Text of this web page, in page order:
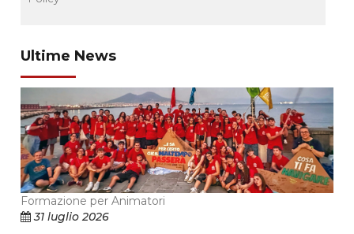
Ultime News
Formazione per Animatori
31 luglio 2026